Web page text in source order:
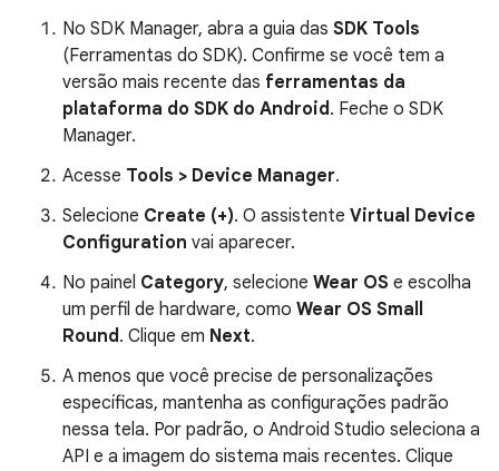
No SDK Manager, abra a guia das SDK Tools
(Ferramentas do SDK). Confirme se você tem a
versão mais recente das ferramentas da
plataforma do SDK do Android. Feche o SDK
Manager.
Acesse Tools > Device Manager.
Selecione Create (+). O assistente Virtual Device
Configuration vai aparecer.
No painel Category, selecione Wear OS e escolha
um perfil de hardware, como Wear OS Small
Round. Clique em Next.
A menos que você precise de personalizações
específicas, mantenha as configurações padrão
nessa tela. Por padrão, o Android Studio seleciona a
API e a imagem do sistema mais recentes. Clique